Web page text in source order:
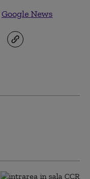
Google News